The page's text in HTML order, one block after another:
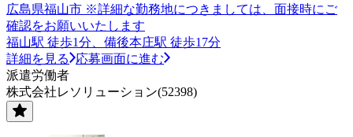
広島県福山市 ※詳細な勤務地につきましては、面接時にご
確認をお願いいたします
福山駅 徒歩1分、備後本庄駅 徒歩17分
詳細を見る
応募画面に進む
派遣労働者
株式会社レソリューション(52398)